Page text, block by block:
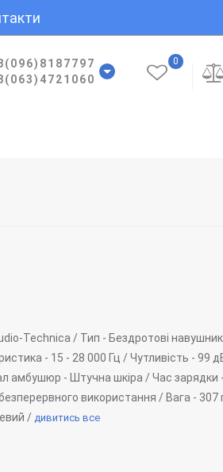
0
Technica / Тип - Бездротові
- 15 - 28 000 Гц /Чутливість - 99
амбушюр - Штучна шкіра /Час зарядки -
використання / Вага - 307
/дивитись все